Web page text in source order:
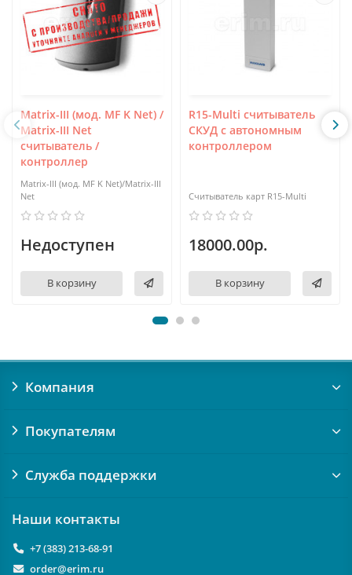
Matrix-III (мод. MF K Net) /
Matrix-III Net
считыватель /
контроллер
Matrix-III (мод. MF K Net)/Matrix-III
Net
Недоступен
В корзину
R15-Multi считыватель
СКУД с автономным
контроллером
Считыватель карт R15-Multi
18000.00р.
В корзину
Компания
Покупателям
Служба поддержки
Наши контакты
+7 (383) 213-68-91
order@erim.ru